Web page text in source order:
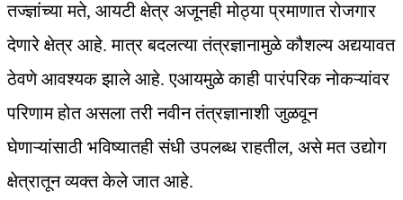
तज्ज्ञांच्या मते, आयटी क्षेत्र अजूनही मोठ्या प्रमाणात रोजगार
देणारे क्षेत्र आहे. मात्र बदलत्या तंत्रज्ञानामुळे कौशल्य अद्ययावत
ठेवणे आवश्यक झाले आहे. एआयमुळे काही पारंपरिक नोकऱ्यांवर
परिणाम होत असला तरी नवीन तंत्रज्ञानाशी जुळवून
घेणाऱ्यांसाठी भविष्यातही संधी उपलब्ध राहतील, असे मत उद्योग
क्षेत्रातून व्यक्त केले जात आहे.